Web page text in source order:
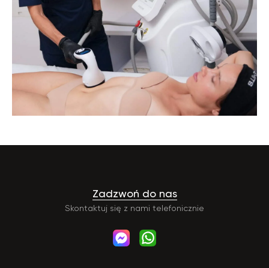
Skontaktuj się z nami telefonicznie
Zadzwoń do nas